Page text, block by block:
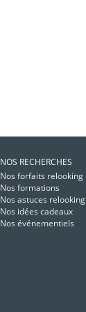
NOS RECHERCHES
Nos forfaits relooking
Nos formations
Nos astuces relooking
Nos idées cadeaux
Nos événementiels